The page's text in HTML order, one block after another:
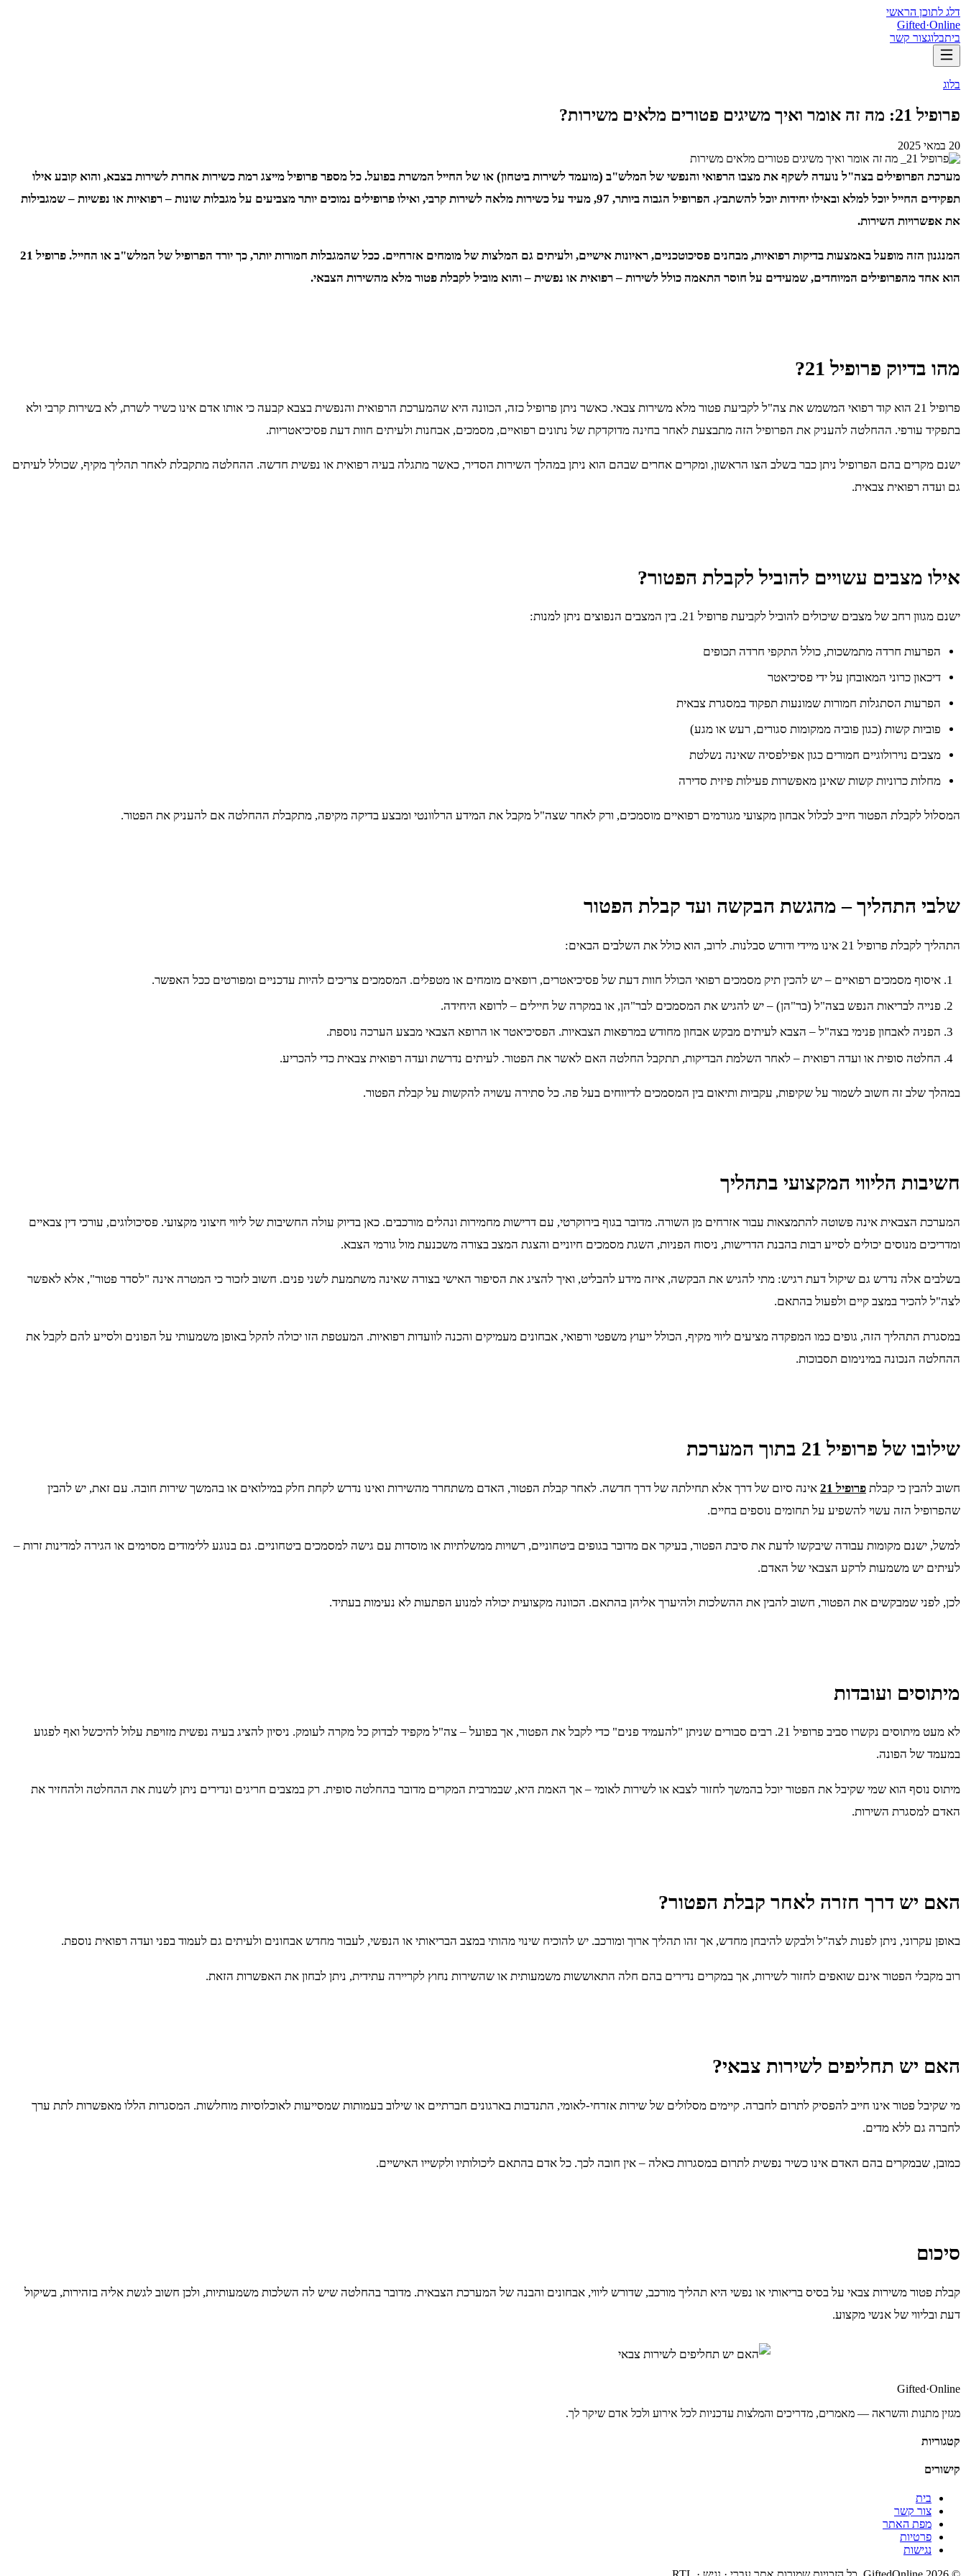
דלג לתוכן הראשי
Gifted·Online
ביתבלוגצור קשר
בלוג
פרופיל 21: מה זה אומר ואיך משיגים פטורים מלאים משירות?
20 במאי 2025
מערכת הפרופילים בצה"ל נועדה לשקף את מצבו הרפואי והנפשי של המלש"ב (מועמד לשירות ביטחון) או של החייל המשרת בפועל. כל מספר פרופיל מייצג רמת כשירות אחרת לשירות בצבא, והוא קובע אילו
תפקידים החייל יוכל למלא ובאילו יחידות יוכל להשתבץ. הפרופיל הגבוה ביותר, 97, מעיד על כשירות מלאה לשירות קרבי, ואילו פרופילים נמוכים יותר מצביעים על מגבלות שונות – רפואיות או נפשיות – שמגבילות
את אפשרויות השירות.
המנגנון הזה מופעל באמצעות בדיקות רפואיות, מבחנים פסיכוטכניים, ראיונות אישיים, ולעיתים גם המלצות של מומחים אזרחיים. ככל שהמגבלות חמורות יותר, כך יורד הפרופיל של המלש"ב או החייל. פרופיל 21
הוא אחד מהפרופילים המיוחדים, שמעידים על חוסר התאמה כולל לשירות – רפואית או נפשית – והוא מוביל לקבלת פטור מלא מהשירות הצבאי.
מהו בדיוק פרופיל 21?
פרופיל 21 הוא קוד רפואי המשמש את צה"ל לקביעת פטור מלא משירות צבאי. כאשר ניתן פרופיל כזה, הכוונה היא שהמערכת הרפואית והנפשית בצבא קבעה כי אותו אדם אינו כשיר לשרת, לא בשירות קרבי ולא
בתפקיד עורפי. ההחלטה להעניק את הפרופיל הזה מתבצעת לאחר בחינה מדוקדקת של נתונים רפואיים, מסמכים, אבחנות ולעיתים חוות דעת פסיכיאטריות.
ישנם מקרים בהם הפרופיל ניתן כבר בשלב הצו הראשון, ומקרים אחרים שבהם הוא ניתן במהלך השירות הסדיר, כאשר מתגלה בעיה רפואית או נפשית חדשה. ההחלטה מתקבלת לאחר תהליך מקיף, שכולל לעיתים
גם ועדה רפואית צבאית.
אילו מצבים עשויים להוביל לקבלת הפטור?
ישנם מגוון רחב של מצבים שיכולים להוביל לקביעת פרופיל 21. בין המצבים הנפוצים ניתן למנות:
הפרעות חרדה מתמשכות, כולל התקפי חרדה תכופים
דיכאון כרוני המאובחן על ידי פסיכיאטר
הפרעות הסתגלות חמורות שמונעות תפקוד במסגרת צבאית
פוביות קשות (כגון פוביה ממקומות סגורים, רעש או מגע)
מצבים נוירולוגיים חמורים כגון אפילפסיה שאינה נשלטת
מחלות כרוניות קשות שאינן מאפשרות פעילות פיזית סדירה
המסלול לקבלת הפטור חייב לכלול אבחון מקצועי מגורמים רפואיים מוסמכים, ורק לאחר שצה"ל מקבל את המידע הרלוונטי ומבצע בדיקה מקיפה, מתקבלת ההחלטה אם להעניק את הפטור.
שלבי התהליך – מהגשת הבקשה ועד קבלת הפטור
התהליך לקבלת פרופיל 21 אינו מיידי ודורש סבלנות. לרוב, הוא כולל את השלבים הבאים:
איסוף מסמכים רפואיים – יש להכין תיק מסמכים רפואי הכולל חוות דעת של פסיכיאטרים, רופאים מומחים או מטפלים. המסמכים צריכים להיות עדכניים ומפורטים ככל האפשר.
פנייה לבריאות הנפש בצה"ל (בר"הן) – יש להגיש את המסמכים לבר"הן, או במקרה של חיילים – לרופא היחידה.
הפניה לאבחון פנימי בצה"ל – הצבא לעיתים מבקש אבחון מחודש במרפאות הצבאיות. הפסיכיאטר או הרופא הצבאי מבצע הערכה נוספת.
החלטה סופית או ועדה רפואית – לאחר השלמת הבדיקות, תתקבל החלטה האם לאשר את הפטור. לעיתים נדרשת ועדה רפואית צבאית כדי להכריע.
במהלך שלב זה חשוב לשמור על שקיפות, עקביות ותיאום בין המסמכים לדיווחים בעל פה. כל סתירה עשויה להקשות על קבלת הפטור.
חשיבות הליווי המקצועי בתהליך
המערכת הצבאית אינה פשוטה להתמצאות עבור אזרחים מן השורה. מדובר בגוף בירוקרטי, עם דרישות מחמירות ונהלים מורכבים. כאן בדיוק עולה החשיבות של ליווי חיצוני מקצועי. פסיכולוגים, עורכי דין צבאיים
ומדריכים מנוסים יכולים לסייע רבות בהבנת הדרישות, ניסוח הפניות, השגת מסמכים חיוניים והצגת המצב בצורה משכנעת מול גורמי הצבא.
בשלבים אלה נדרש גם שיקול דעת רגיש: מתי להגיש את הבקשה, איזה מידע להבליט, ואיך להציג את הסיפור האישי בצורה שאינה משתמעת לשני פנים. חשוב לזכור כי המטרה אינה "לסדר פטור", אלא לאפשר
לצה"ל להכיר במצב קיים ולפעול בהתאם.
במסגרת התהליך הזה, גופים כמו המפקדה מציעים ליווי מקיף, הכולל ייעוץ משפטי ורפואי, אבחונים מעמיקים והכנה לוועדות רפואיות. המעטפת הזו יכולה להקל באופן משמעותי על הפונים ולסייע להם לקבל את
ההחלטה הנכונה במינימום תסבוכות.
שילובו של פרופיל 21 בתוך המערכת
חשוב להבין כי קבלת פרופיל 21
אינה סיום של דרך אלא תחילתה של דרך חדשה. לאחר קבלת הפטור, האדם משתחרר מהשירות ואינו נדרש לקחת חלק במילואים או בהמשך שירות חובה. עם זאת, יש להבין
שהפרופיל הזה עשוי להשפיע על תחומים נוספים בחיים.
למשל, ישנם מקומות עבודה שיבקשו לדעת את סיבת הפטור, בעיקר אם מדובר בגופים ביטחוניים, רשויות ממשלתיות או מוסדות עם גישה למסמכים ביטחוניים. גם בנוגע ללימודים מסוימים או הגירה למדינות זרות –
לעיתים יש משמעות לרקע הצבאי של האדם.
לכן, לפני שמבקשים את הפטור, חשוב להבין את ההשלכות ולהיערך אליהן בהתאם. הכוונה מקצועית יכולה למנוע הפתעות לא נעימות בעתיד.
מיתוסים ועובדות
לא מעט מיתוסים נקשרו סביב פרופיל 21. רבים סבורים שניתן "להעמיד פנים" כדי לקבל את הפטור, אך בפועל – צה"ל מקפיד לבדוק כל מקרה לעומק. ניסיון להציג בעיה נפשית מזויפת עלול להיכשל ואף לפגוע
במעמד של הפונה.
מיתוס נוסף הוא שמי שקיבל את הפטור יוכל בהמשך לחזור לצבא או לשירות לאומי – אך האמת היא, שבמרבית המקרים מדובר בהחלטה סופית. רק במצבים חריגים ונדירים ניתן לשנות את ההחלטה ולהחזיר את
האדם למסגרת השירות.
האם יש דרך חזרה לאחר קבלת הפטור?
באופן עקרוני, ניתן לפנות לצה"ל ולבקש להיבחן מחדש, אך זהו תהליך ארוך ומורכב. יש להוכיח שינוי מהותי במצב הבריאותי או הנפשי, לעבור מחדש אבחונים ולעיתים גם לעמוד בפני ועדה רפואית נוספת.
רוב מקבלי הפטור אינם שואפים לחזור לשירות, אך במקרים נדירים בהם חלה התאוששות משמעותית או שהשירות נחוץ לקריירה עתידית, ניתן לבחון את האפשרות הזאת.
האם יש תחליפים לשירות צבאי?
מי שקיבל פטור אינו חייב להפסיק לתרום לחברה. קיימים מסלולים של שירות אזרחי-לאומי, התנדבות בארגונים חברתיים או שילוב בעמותות שמסייעות לאוכלוסיות מוחלשות. המסגרות הללו מאפשרות לתת ערך
לחברה גם ללא מדים.
כמובן, שבמקרים בהם האדם אינו כשיר נפשית לתרום במסגרות כאלה – אין חובה לכך. כל אדם בהתאם ליכולותיו ולקשייו האישיים.
סיכום
קבלת פטור משירות צבאי על בסיס בריאותי או נפשי היא תהליך מורכב, שדורש ליווי, אבחונים והבנה של המערכת הצבאית. מדובר בהחלטה שיש לה השלכות משמעותיות, ולכן חשוב לגשת אליה בזהירות, בשיקול
דעת ובליווי של אנשי מקצוע.
Gifted·Online
מגזין מתנות והשראה — מאמרים, מדריכים והמלצות עדכניות לכל אירוע ולכל אדם שיקר לך.
קטגוריות
קישורים
בית
צור קשר
מפת האתר
פרטיות
נגישות